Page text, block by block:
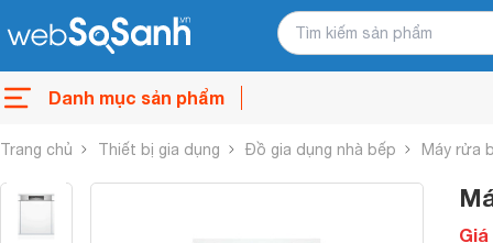
Danh mục sản phẩm
Trang chủ Thiết bị gia dụng Đồ gia dụng nhà bếp Máy rửa
Giá